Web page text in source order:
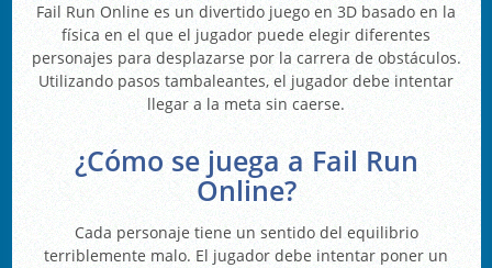
Fail Run Online es un divertido juego en 3D basado en la
física en el que el jugador puede elegir diferentes
personajes para desplazarse por la carrera de obstáculos.
Utilizando pasos tambaleantes, el jugador debe intentar
llegar a la meta sin caerse.
¿Cómo se juega a Fail Run
Online?
Cada personaje tiene un sentido del equilibrio
terriblemente malo. El jugador debe intentar poner un